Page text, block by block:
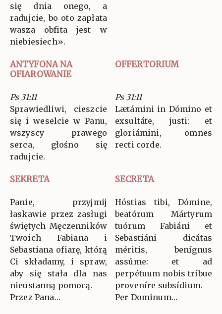
się dnia onego, a
radujcie, bo oto zapłata
wasza obfita jest w
niebiesiech».
ANTYFONA NA
OFIAROWANIE
OFFERTORIUM
Ps 31:11
Sprawiedliwi, cieszcie
się i weselcie w Panu,
wszyscy prawego
serca, głośno się
radujcie.
Ps 31:11
Lætámini in Dómino et
exsultáte, justi: et
gloriámini, omnes
recti corde.
SEKRETA SECRETA
Panie, przyjmij
łaskawie przez zasługi
świętych Męczenników
Twoich Fabiana i
Sebastiana ofiarę, którą
Ci składamy, i spraw,
aby się stała dla nas
nieustanną pomocą.
Przez Pana…
Hóstias tibi, Dómine,
beatórum Mártyrum
tuórum Fabiáni et
Sebastiáni dicátas
méritis, benígnus
assúme: et ad
perpétuum nobis tríbue
proveníre subsídium.
Per Dominum…